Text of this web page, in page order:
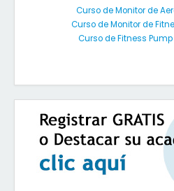
Curso de Monitor de
Curso de Monitor de
Curso de Fitness